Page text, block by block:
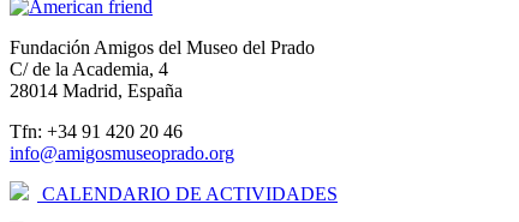
Fundación Amigos del Museo del Prado
C/ de la Academia, 4
28014 Madrid, España
Tfn: +34 91 420 20 46
info@amigosmuseoprado.org
CALENDARIO DE ACTIVIDADES